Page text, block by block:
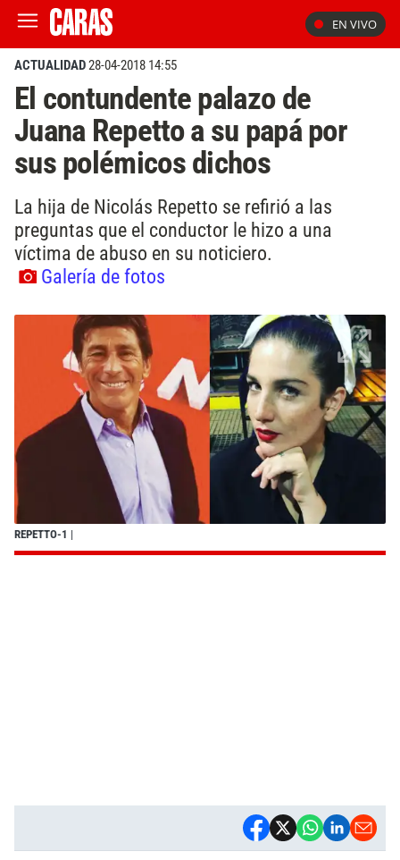
EN VIVO
ACTUALIDAD28-04-2018 14:55
El contundente palazo de
Juana Repetto a su papá por
sus polémicos dichos
La hija de Nicolás Repetto se refirió a las
preguntas que el conductor le hizo a una
víctima de abuso en su noticiero.
Galería de fotos
REPETTO-1 |